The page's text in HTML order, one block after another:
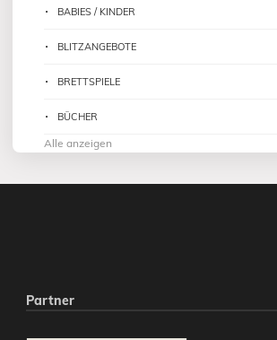
BABIES / KINDER
BLITZANGEBOTE
BRETTSPIELE
BÜCHER
Alle anzeigen
Partner